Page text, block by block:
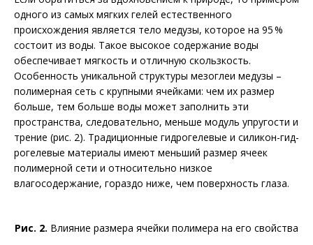
одного из самых мягких гелей естественного
происхождения является тело медузы, которое на 95 %
состоит из воды. Такое высокое содержание воды
обеспечивает мягкость и отличную скользкость.
Особенность уникальной структуры мезоглеи медузы –
полимерная сеть с крупными ячейками: чем их размер
больше, тем больше воды может заполнить эти
пространства, следовательно, меньше модуль упругости и
трение (рис. 2). Традиционные гидрогелевые и силикон-гид­
рогелевые материалы имеют меньший размер ячеек
полимерной сети и относительно низкое
влагосодержание, гораздо ниже, чем поверхность глаза.
Рис. 2. Влияние размера ячейки полимера на его свойства